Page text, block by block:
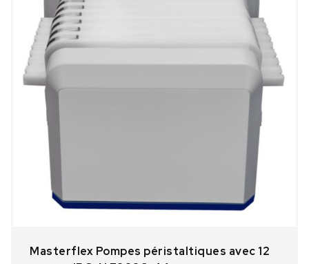
Masterflex Pompes péristaltiques avec 12